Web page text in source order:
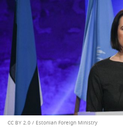
CC BY 2.0 / Estonian Foreign Ministry